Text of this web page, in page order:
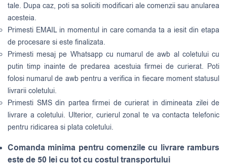
tale. Dupa caz, poti sa soliciti modificari ale comenzii sau anularea
acesteia.
Primesti EMAIL in momentul in care comanda ta a iesit din etapa
de procesare si este finalizata.
Primesti mesaj pe Whatsapp cu numarul de awb al coletului cu
putin timp inainte de predarea acestuia firmei de curierat. Poti
folosi numarul de awb pentru a verifica in fiecare moment statusul
livrarii coletului.
Primesti SMS din partea firmei de curierat in dimineata zilei de
livrare a coletului. Ulterior, curierul zonal te va contacta telefonic
pentru ridicarea si plata coletului.
Comanda minima pentru comenzile cu livrare ramburs
este de 50 lei cu tot cu costul transportului